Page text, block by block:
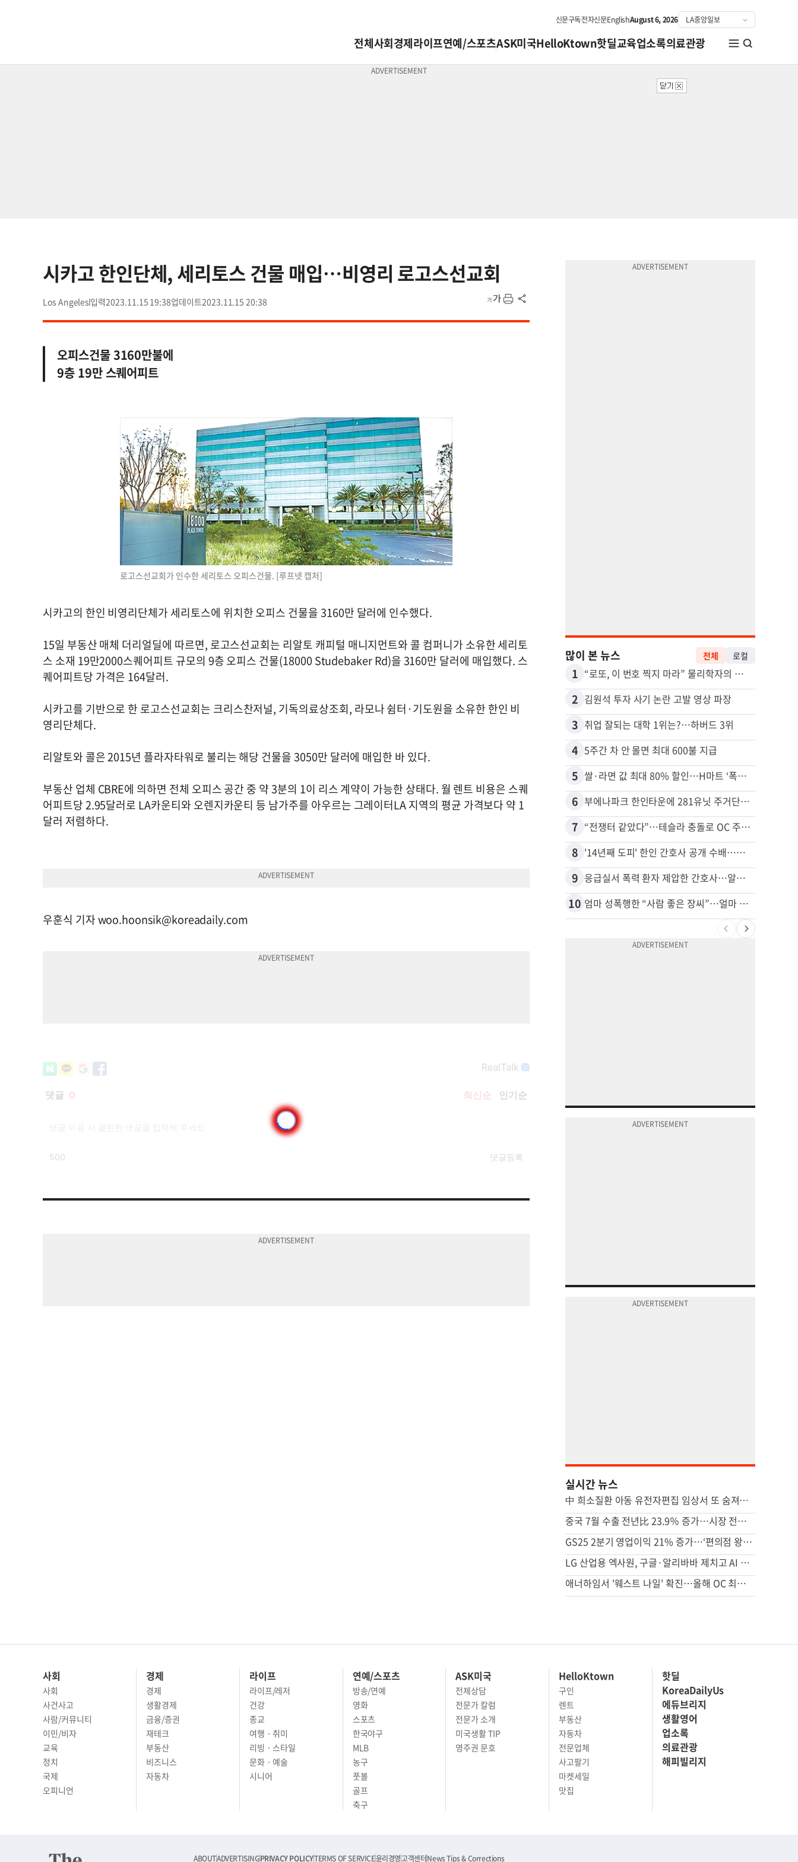
신문구독전자신문EnglishAugust 6, 2026
전체사회경제라이프연예/스포츠ASK미국HelloKtown핫딜교육업소록의료관광
시카고 한인단체, 세리토스 건물 매입…비영리 로고스선교회
Los Angeles 2023.11.15 19:38 2023.11.15 20:38
오피스건물 3160만불에
9층 19만 스퀘어피트
로고스선교회가 인수한 세리토스 오피스건물. [루프넷 캡처]
시카고의 한인 비영리단체가 세리토스에 위치한 오피스 건물을 3160만 달러에 인수했다.
15일 부동산 매체 더리얼딜에 따르면, 로고스선교회는 리알토 캐피털 매니지먼트와 콜 컴퍼니가 소유한 세리토
스 소재 19만2000스퀘어피트 규모의 9층 오피스 건물(18000 Studebaker Rd)을 3160만 달러에 매입했다. 스
퀘어피트당 가격은 164달러.
시카고를 기반으로 한 로고스선교회는 크리스찬저널, 기독의료상조회, 라모나 쉼터·기도원을 소유한 한인 비
영리단체다.
리알토와 콜은 2015년 플라자타워로 불리는 해당 건물을 3050만 달러에 매입한 바 있다.
부동산 업체 CBRE에 의하면 전체 오피스 공간 중 약 3분의 1이 리스 계약이 가능한 상태다. 월 렌트 비용은 스퀘
어피트당 2.95달러로 LA카운티와 오렌지카운티 등 남가주를 아우르는 그레이터LA 지역의 평균 가격보다 약 1
달러 저렴하다.
우훈식 기자woo.hoonsik@koreadaily.com
많이 본 뉴스 전체 로컬
1 “로또, 이 번호 찍지 마라” 물리학자의 당첨금 높이는 비밀
2 김원석 투자 사기 논란 고발 영상 파장
3 취업 잘되는 대학 1위는?…하버드 3위
4 5주간 차 안 몰면 최대 600불 지급
5 쌀·라면 값 최대 80% 할인…H마트 ‘폭탄 세일’
6 부에나파크 한인타운에 281유닛 주거단지 들어선다
7 “전쟁터 같았다”…테슬라 충돌로 OC 주택 4채 파손
8 '14년째 도피' 한인 간호사 공개 수배…메디케어 사기 유죄
9 응급실서 폭력 환자 제압한 간호사…알고 보니
10 엄마 성폭행한 “사람 좋은 장씨”…얼마 뒤 딸 배도 불러왔다
실시간 뉴스
中 희소질환 아동 유전자편집 임상서 또 숨져…안전성 논란 확산
중국 7월 수출 전년比 23.9％ 증가…시장 전망 넘어서
GS25 2분기 영업이익 21% 증가…‘편의점 왕좌’ 두고 CU와 경쟁 치열
LG 산업용 엑사원, 구글·알리바바 제치고 AI 모델 성능 평가 1위
애너하임서 '웨스트 나일' 확진…올해 OC 최초 인체 감염 사례
사회
사회
사건사고
사람/커뮤니티
이민/비자
교육
정치
국제
오피니언
경제
경제
생활경제
금융/증권
재테크
부동산
비즈니스
자동차
라이프
라이프/레저
건강
종교
여행 · 취미
리빙 · 스타일
문화 · 예술
시니어
연예/스포츠
방송/연예
영화
스포츠
한국야구
MLB
농구
풋볼
골프
축구
ASK미국
전체상담
전문가 칼럼
전문가 소개
미국생활 TIP
영주권 문호
HelloKtown
구인
렌트
부동산
자동차
전문업체
사고팔기
마켓세일
맛집
핫딜
KoreaDailyUs
에듀브리지
생활영어
업소록
의료관광
해피빌리지
ABOUTADVERTISINGPRIVACY POLICYTERMS OF SERVICE윤리경영고객센터News Tips & Corrections